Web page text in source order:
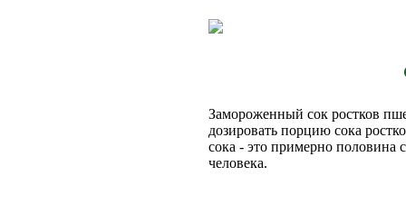
Замороженный сок ростков
дозировать порцию сока
сока - это примерно половина
человека.